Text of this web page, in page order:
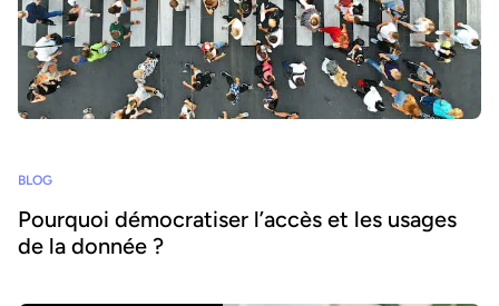
BLOG
Pourquoi démocratiser l’accès et les usages
de la donnée ?